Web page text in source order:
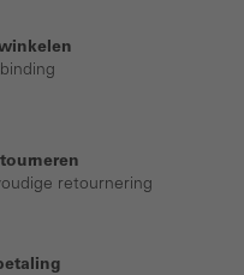
retournering